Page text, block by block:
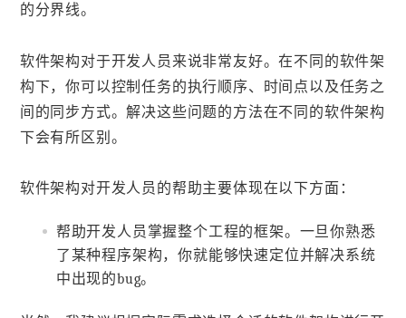
的分界线。
软件架构对于开发人员来说非常友好。在不同的软件架
构下，你可以控制任务的执行顺序、时间点以及任务之
间的同步方式。解决这些问题的方法在不同的软件架构
下会有所区别。
软件架构对开发人员的帮助主要体现在以下方面：
帮助开发人员掌握整个工程的框架。一旦你熟悉
了某种程序架构，你就能够快速定位并解决系统
中出现的bug。